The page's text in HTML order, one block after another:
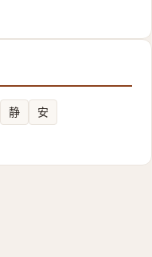
静 安